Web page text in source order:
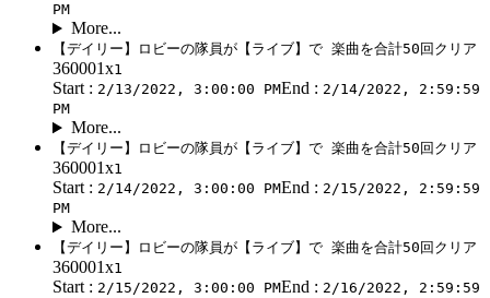
PM
More...
【デイリー】ロビーの隊員が【ライブ】で 楽曲を合計50回クリア
360001x1
Start : 2/13/2022, 3:00:00 PMEnd : 2/14/2022, 2:59:59
PM
More...
【デイリー】ロビーの隊員が【ライブ】で 楽曲を合計50回クリア
360001x1
Start : 2/14/2022, 3:00:00 PMEnd : 2/15/2022, 2:59:59
PM
More...
【デイリー】ロビーの隊員が【ライブ】で 楽曲を合計50回クリア
360001x1
Start : 2/15/2022, 3:00:00 PMEnd : 2/16/2022, 2:59:59